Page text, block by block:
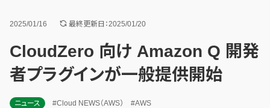
2025/01/16 最終更新日：2025/01/20
CloudZero 向け Amazon Q 開発
者プラグインが一般提供開始
ニュース #Cloud NEWS（AWS） #AWS